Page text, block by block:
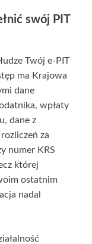
swój PIT
Twój e-PIT
ma Krajowa
dane
wpłaty
dane z
za
numer KRS
której
ostatnim
nadal